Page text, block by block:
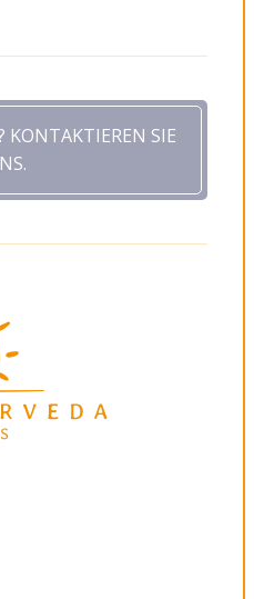
KONTAKTIEREN SIE